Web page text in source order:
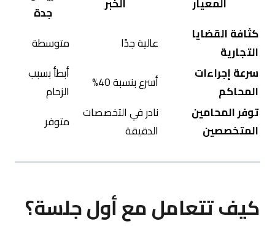
جدة
كثافة القضايا
التجارية
عالية جدًا
متوسطة
سرعة إجراءات
المحاكم
أسرع بنسبة 40%
أبطأ بسبب
الزحام
توفر المحامين
المتخصصين
نادر في التخصصات
الدقيقة
متوفر
كيف تتعامل مع أول جلسة؟